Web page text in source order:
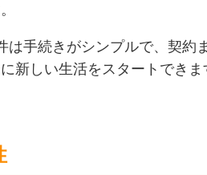
は手続きがシンプルで、契約
新しい生活をスタートできま